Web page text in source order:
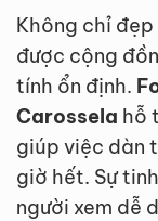
Không chỉ
được cộng
tính ổn định.
Carossela hỗ
giúp việc dàn
giờ hết. Sự
người xem dễ